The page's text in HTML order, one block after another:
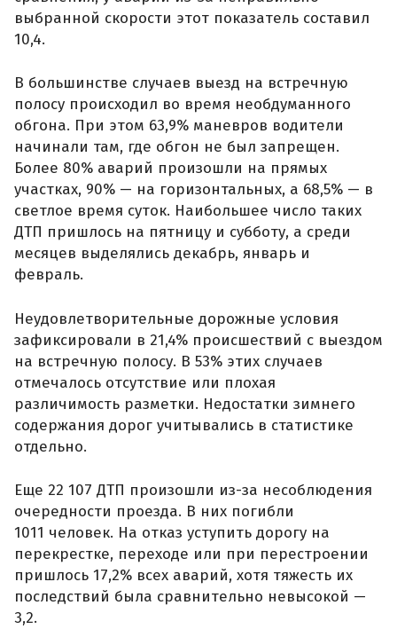
выбранной скорости этот показатель составил
10,4.
В большинстве случаев выезд на встречную
полосу происходил во время необдуманного
обгона. При этом 63,9% маневров водители
начинали там, где обгон не был запрещен.
Более 80% аварий произошли на прямых
участках, 90% — на горизонтальных, а 68,5% — в
светлое время суток. Наибольшее число таких
ДТП пришлось на пятницу и субботу, а среди
месяцев выделялись декабрь, январь и
февраль.
Неудовлетворительные дорожные условия
зафиксировали в 21,4% происшествий с выездом
на встречную полосу. В 53% этих случаев
отмечалось отсутствие или плохая
различимость разметки. Недостатки зимнего
содержания дорог учитывались в статистике
отдельно.
Еще 22 107 ДТП произошли из-за несоблюдения
очередности проезда. В них погибли
1011 человек. На отказ уступить дорогу на
перекрестке, переходе или при перестроении
пришлось 17,2% всех аварий, хотя тяжесть их
последствий была сравнительно невысокой —
3,2.